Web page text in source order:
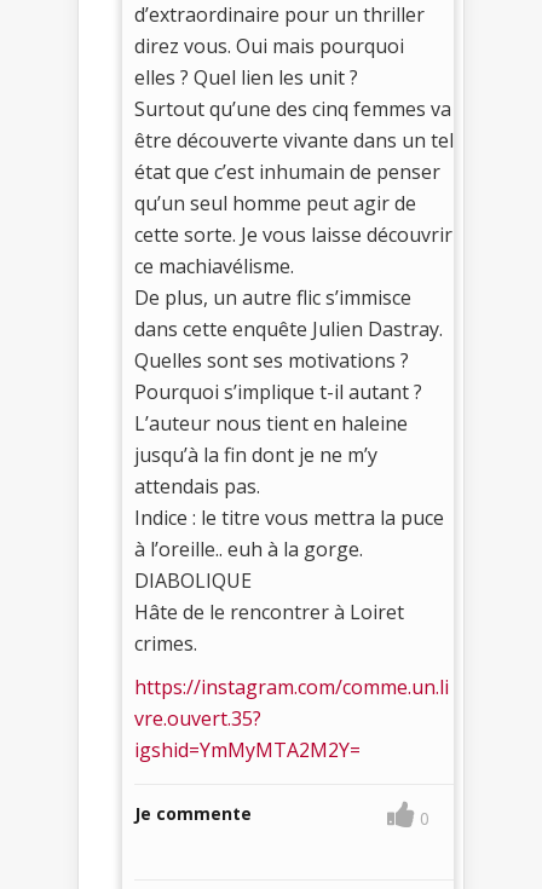
d’extraordinaire pour un thriller
direz vous. Oui mais pourquoi
elles ? Quel lien les unit ?
Surtout qu’une des cinq femmes va
être découverte vivante dans un tel
état que c’est inhumain de penser
qu’un seul homme peut agir de
cette sorte. Je vous laisse découvrir
ce machiavélisme.
De plus, un autre flic s’immisce
dans cette enquête Julien Dastray.
Quelles sont ses motivations ?
Pourquoi s’implique t-il autant ?
L’auteur nous tient en haleine
jusqu’à la fin dont je ne m’y
attendais pas.
Indice : le titre vous mettra la puce
à l’oreille.. euh à la gorge.
DIABOLIQUE
Hâte de le rencontrer à Loiret
crimes.
https://instagram.com/comme.un.li
vre.ouvert.35?
igshid=YmMyMTA2M2Y=
Je commente 0